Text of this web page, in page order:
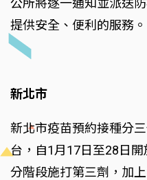
公所將逐一通知並派送
提供安全、便利的服務。
新北市
新北市疫苗預約接種分
台，自1月17日至28日
分階段施打第三劑，加